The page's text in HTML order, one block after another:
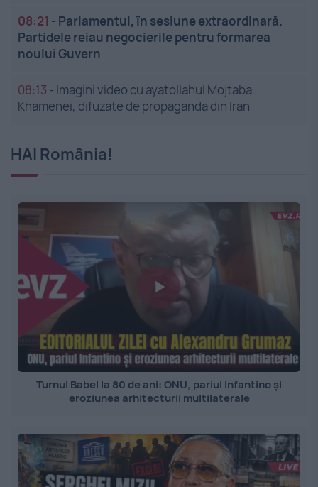
08:21 - Parlamentul, în sesiune extraordinară.
Partidele reiau negocierile pentru formarea
noului Guvern
08:13 - Imagini video cu ayatollahul Mojtaba
Khamenei, difuzate de propaganda din Iran
HAI România!
Turnul Babel la 80 de ani: ONU, pariul Infantino și
eroziunea arhitecturii multilaterale